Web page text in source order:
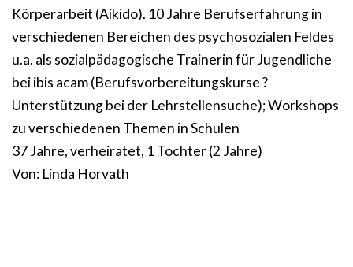
Körperarbeit (Aikido). 10 Jahre Berufserfahrung in
verschiedenen Bereichen des psychosozialen Feldes
u.a. als sozialpädagogische Trainerin für Jugendliche
bei ibis acam (Berufsvorbereitungskurse ?
Unterstützung bei der Lehrstellensuche); Workshops
zu verschiedenen Themen in Schulen
37 Jahre, verheiratet, 1 Tochter (2 Jahre)
Von: Linda Horvath